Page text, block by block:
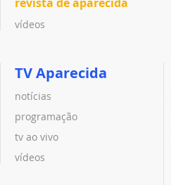
vídeos
TV Aparecida
notícias
programação
tv ao vivo
vídeos